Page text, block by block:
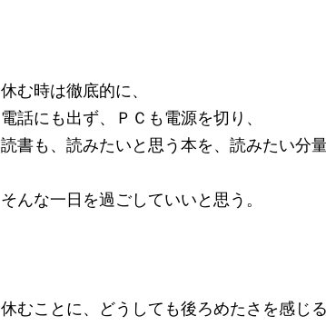
休む時は徹底的に、
電話にも出ず、ＰＣも電源を切り、
読書も、読みたいと思う本を、読みたい分量
そんな一日を過ごしていいと思う。
休むことに、どうしても後ろめたさを感じる